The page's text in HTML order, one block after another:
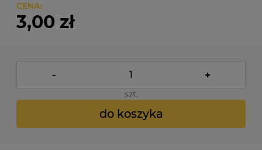
CENA:
3,00 zł
- +
szt.
do koszyka